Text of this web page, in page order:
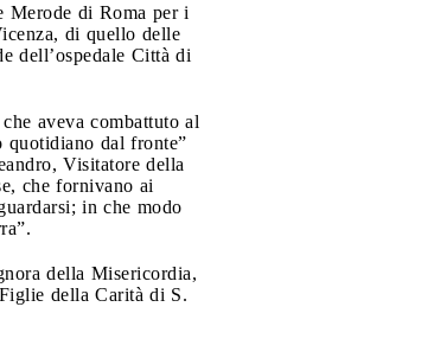
Merode di Roma per i
di quello delle
dell’ospedale Città di
aveva combattuto al
quotidiano dal fronte”
Visitatore della
che fornivano ai
in che modo
della Misericordia,
della Carità di S.